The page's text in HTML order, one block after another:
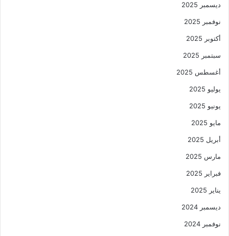
ديسمبر 2025
نوفمبر 2025
أكتوبر 2025
سبتمبر 2025
أغسطس 2025
يوليو 2025
يونيو 2025
مايو 2025
أبريل 2025
مارس 2025
فبراير 2025
يناير 2025
ديسمبر 2024
نوفمبر 2024